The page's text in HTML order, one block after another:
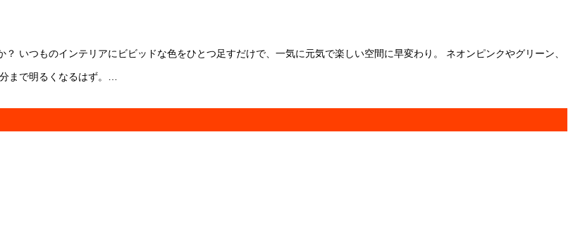
いつものインテリアにビビッドな色をひとつ足すだけで、一気に元気で楽しい空間に早変わり。 ネオンピンクやグリーン、
まで明るくなるはず。…